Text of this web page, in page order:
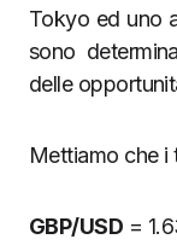
Tokyo ed uno
sono
delle
Mettiamo che i
GBP/USD =